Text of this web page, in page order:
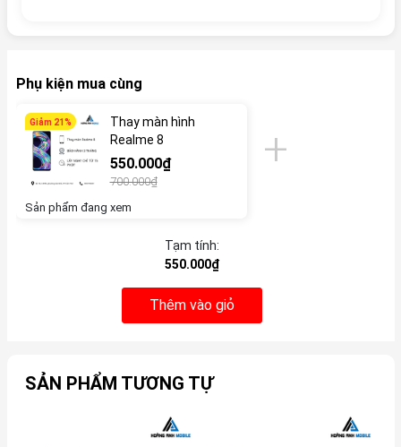
Phụ kiện mua cùng
Giảm 21%
Thay màn hình
Realme 8
550.000₫
700.000₫
Sản phẩm đang xem
Tạm tính:
550.000₫
Thêm vào giỏ
SẢN PHẨM TƯƠNG TỰ